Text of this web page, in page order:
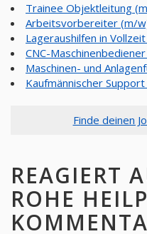
Trainee Objektleitung
Arbeitsvorbereiter (m/
Lageraushilfen in
CNC-
Maschinen- und
Kaufmännischer
Finde deinen
REAGIERT
ROHE